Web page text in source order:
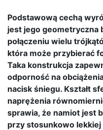
Podstawową cechą
jest jego geometryczna
połączeniu wielu
która może przybierać
Taka konstrukcja
odporność na
nacisk śniegu. Kształt
naprężenia
sprawia, że namiot jest
przy stosunkowo